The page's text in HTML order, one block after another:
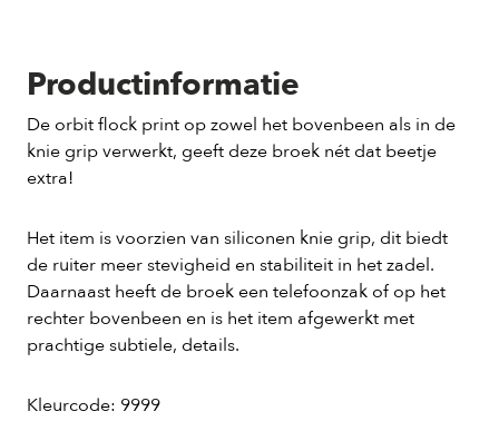
Productinformatie
De orbit flock print op zowel het bovenbeen als in de
knie grip verwerkt, geeft deze broek nét dat beetje
extra!
Het item is voorzien van siliconen knie grip, dit biedt
de ruiter meer stevigheid en stabiliteit in het zadel.
Daarnaast heeft de broek een telefoonzak of op het
rechter bovenbeen en is het item afgewerkt met
prachtige subtiele, details.
Kleurcode: 9999